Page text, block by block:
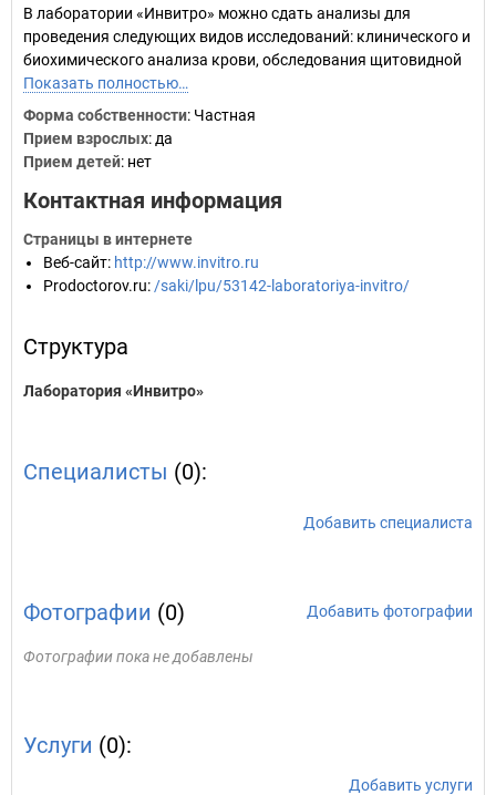
В лаборатории «Инвитро» можно сдать анализы для
проведения следующих видов исследований: клинического и
биохимического анализа крови, обследования щитовидной
Показать полностью…
Форма собственности: Частная
Прием взрослых: да
Прием детей: нет
Контактная информация
Страницы в интернете
Веб-сайт: http://www.invitro.ru
Prodoctorov.ru: /saki/lpu/53142-laboratoriya-invitro/
Структура
Лаборатория «Инвитро»
Специалисты (0):
Добавить специалиста
Фотографии (0) Добавить фотографии
Фотографии пока не добавлены
Услуги (0):
Добавить услуги